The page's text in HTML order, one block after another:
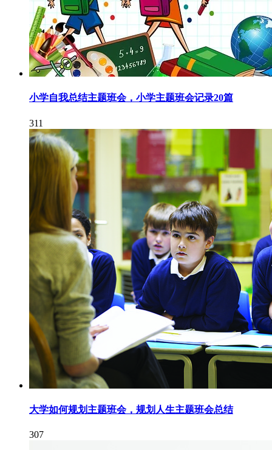
小学自我总结主题班会，小学主题班会记录20篇
311
大学如何规划主题班会，规划人生主题班会总结
307